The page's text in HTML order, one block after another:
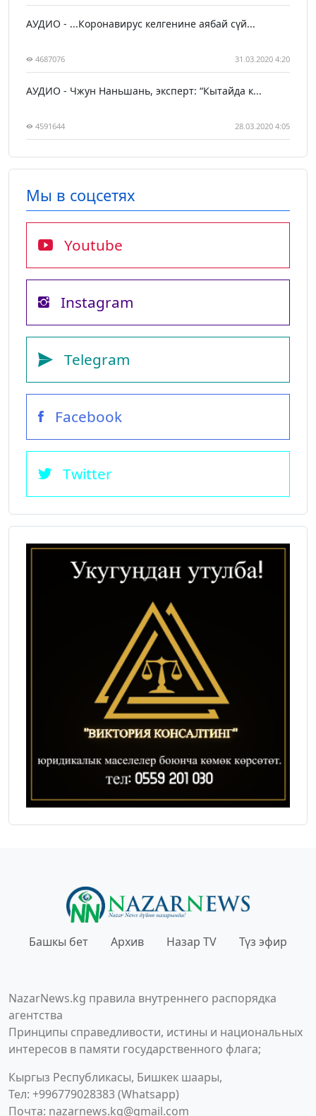
АУДИО - ...Коронавирус келгенине аябай сүй...
4687076 31.03.2020 4:20
АУДИО - Чжун Наньшань, эксперт: “Кытайда к...
4591644 28.03.2020 4:05
Мы в соцсетях
Youtube
Instagram
Telegram
Facebook
Twitter
Башкы бет Архив Назар TV Түз эфир
NazarNews.kg правила внутреннего распорядка
агентства
Принципы справедливости, истины и национальных
интересов в памяти государственного флага;
Кыргыз Республикасы, Бишкек шаары,
Тел: +996779028383 (Whatsapp)
Почта: nazarnews.kg@gmail.com